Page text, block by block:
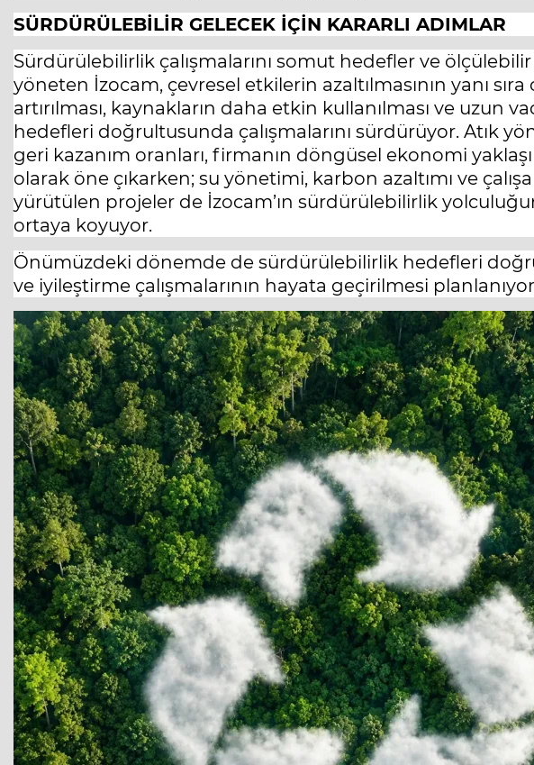
SÜRDÜRÜLEBİLİR GELECEK İÇİN KARARLI ADIMLAR
Sürdürülebilirlik çalışmalarını somut hedefler ve
yöneten İzocam, çevresel etkilerin azaltılmasının yanı
artırılması, kaynakların daha etkin kullanılması ve uzun
hedefleri doğrultusunda çalışmalarını sürdürüyor. Atık
geri kazanım oranları, firmanın döngüsel ekonomi
olarak öne çıkarken; su yönetimi, karbon azaltımı ve
yürütülen projeler de İzocam’ın sürdürülebilirlik
ortaya koyuyor.
Önümüzdeki dönemde de sürdürülebilirlik hedefleri
ve iyileştirme çalışmalarının hayata geçirilmesi